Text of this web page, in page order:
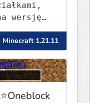
wersję
Minecraft 1.21.11